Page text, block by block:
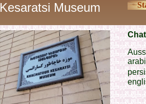
Kesaratsi Museum